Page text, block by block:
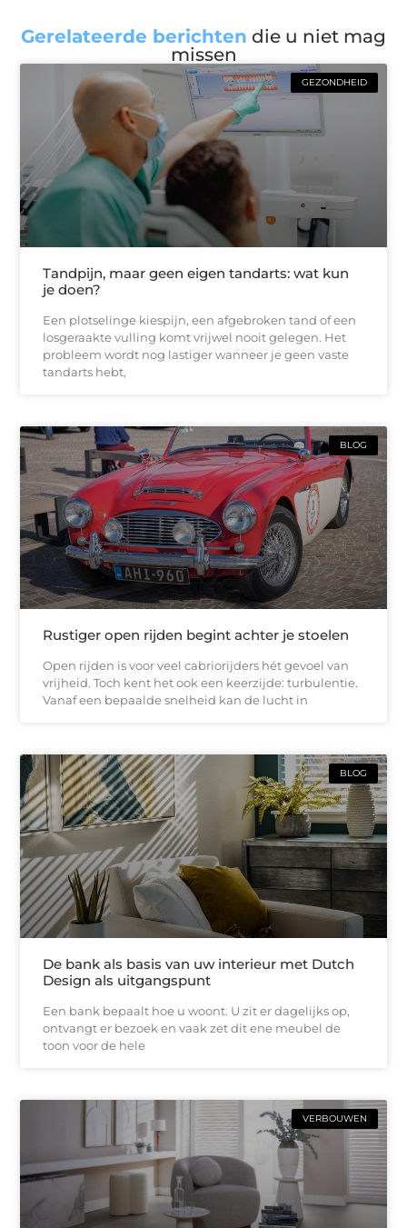
Gerelateerde berichten die u niet mag
missen
GEZONDHEID
Tandpijn, maar geen eigen tandarts: wat kun
je doen?
Een plotselinge kiespijn, een afgebroken tand of een
losgeraakte vulling komt vrijwel nooit gelegen. Het
probleem wordt nog lastiger wanneer je geen vaste
tandarts hebt,
BLOG
Rustiger open rijden begint achter je stoelen
Open rijden is voor veel cabriorijders hét gevoel van
vrijheid. Toch kent het ook een keerzijde: turbulentie.
Vanaf een bepaalde snelheid kan de lucht in
BLOG
De bank als basis van uw interieur met Dutch
Design als uitgangspunt
Een bank bepaalt hoe u woont. U zit er dagelijks op,
ontvangt er bezoek en vaak zet dit ene meubel de
toon voor de hele
VERBOUWEN